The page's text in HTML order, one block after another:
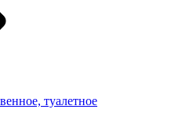
туалетное